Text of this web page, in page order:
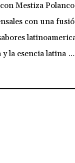
Mestiza
con una
la esencia latina …